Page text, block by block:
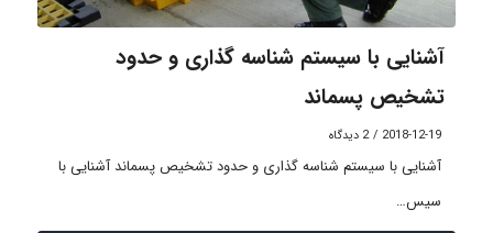
آشنایی با سیستم شناسه گذاری و حدود
تشخیص پسماند
2018-12-19
/ 2 دیدگاه
آشنایی با سیستم شناسه گذاری و حدود تشخیص پسماند آشنایی با
سیس…